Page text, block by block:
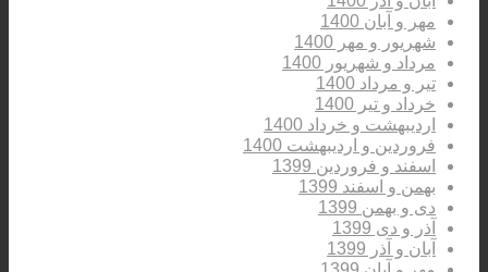
مهر و آبان 1400
شهریور و مهر 1400
مرداد و شهریور 1400
تیر و مرداد 1400
خرداد و تیر 1400
اردیبهشت و خرداد 1400
فروردین و اردیبهشت 1400
اسفند و فروردین 1399
بهمن و اسفند 1399
دی و بهمن 1399
آذر و دی 1399
آبان و آذر 1399